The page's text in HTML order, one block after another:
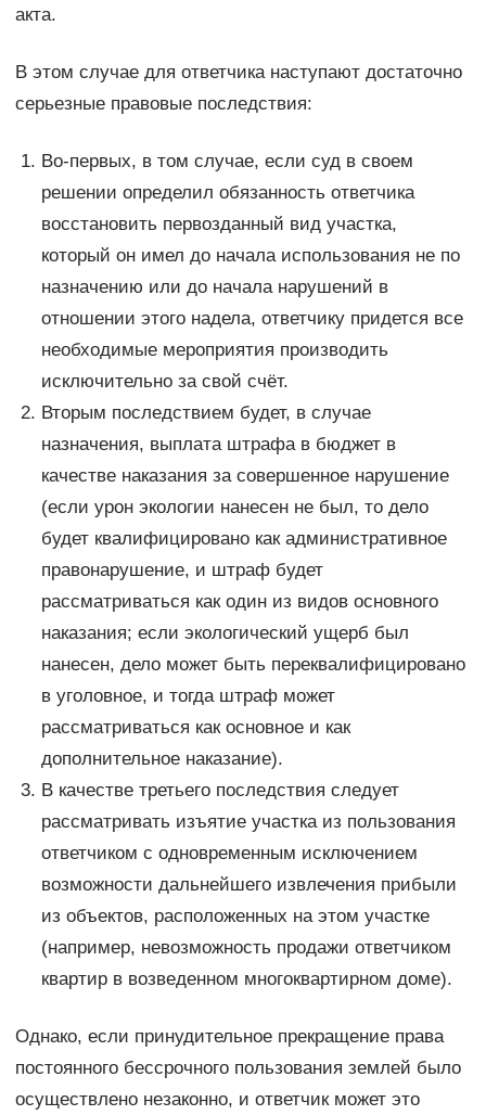
акта.
В этом случае для ответчика наступают достаточно
серьезные правовые последствия:
Во-первых, в том случае, если суд в своем
решении определил обязанность ответчика
восстановить первозданный вид участка,
который он имел до начала использования не по
назначению или до начала нарушений в
отношении этого надела, ответчику придется все
необходимые мероприятия производить
исключительно за свой счёт.
Вторым последствием будет, в случае
назначения, выплата штрафа в бюджет в
качестве наказания за совершенное нарушение
(если урон экологии нанесен не был, то дело
будет квалифицировано как административное
правонарушение, и штраф будет
рассматриваться как один из видов основного
наказания; если экологический ущерб был
нанесен, дело может быть переквалифицировано
в уголовное, и тогда штраф может
рассматриваться как основное и как
дополнительное наказание).
В качестве третьего последствия следует
рассматривать изъятие участка из пользования
ответчиком с одновременным исключением
возможности дальнейшего извлечения прибыли
из объектов, расположенных на этом участке
(например, невозможность продажи ответчиком
квартир в возведенном многоквартирном доме).
Однако, если принудительное прекращение права
постоянного бессрочного пользования землей было
осуществлено незаконно, и ответчик может это